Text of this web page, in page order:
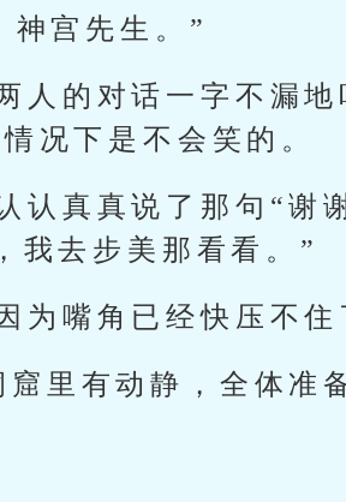
宫先生。”
人的对话一字不漏
况下是不会笑的。
认真真说了那句“谢
我去步美那看看。”
为嘴角已经快压不住
里有动静，全体准